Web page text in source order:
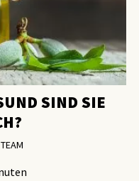
SIND SIE